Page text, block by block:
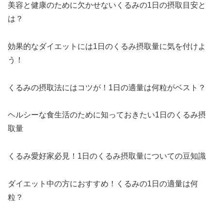
美容と健康のために欠かせないくるみの1日の摂取目安と
は？
効果的なダイエットには1日のくるみ摂取量に気を付けよ
う！
くるみの摂取法にはコツが！1日の適量は何粒がベスト？
ヘルシーな食生活のために知っておきたい1日のくるみ摂
取量
くるみ愛好家必見！1日のくるみ摂取量についての豆知識
ダイエット中の方におすすめ！くるみの1日の適量は何
粒？